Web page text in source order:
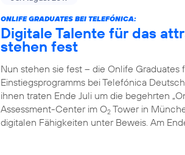
ONLIFE GRADUATES BEI TELEFÓNICA:
Digitale Talente für das
stehen fest
Nun stehen sie fest – die Onlife
Einstiegsprogramms bei Telefónica
ihnen traten Ende Juli um die begehrten
Assessment-Center im O2 Tower in
digitalen Fähigkeiten unter Beweis. Am